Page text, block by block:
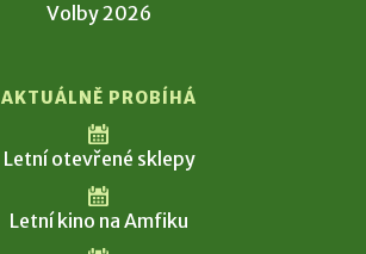
Volby 2026
AKTUÁLNĚ PROBÍHÁ
Letní otevřené sklepy
Letní kino na Amfiku